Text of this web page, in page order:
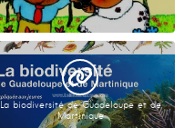
La biodiversité de Guadeloupe et de
Martinique